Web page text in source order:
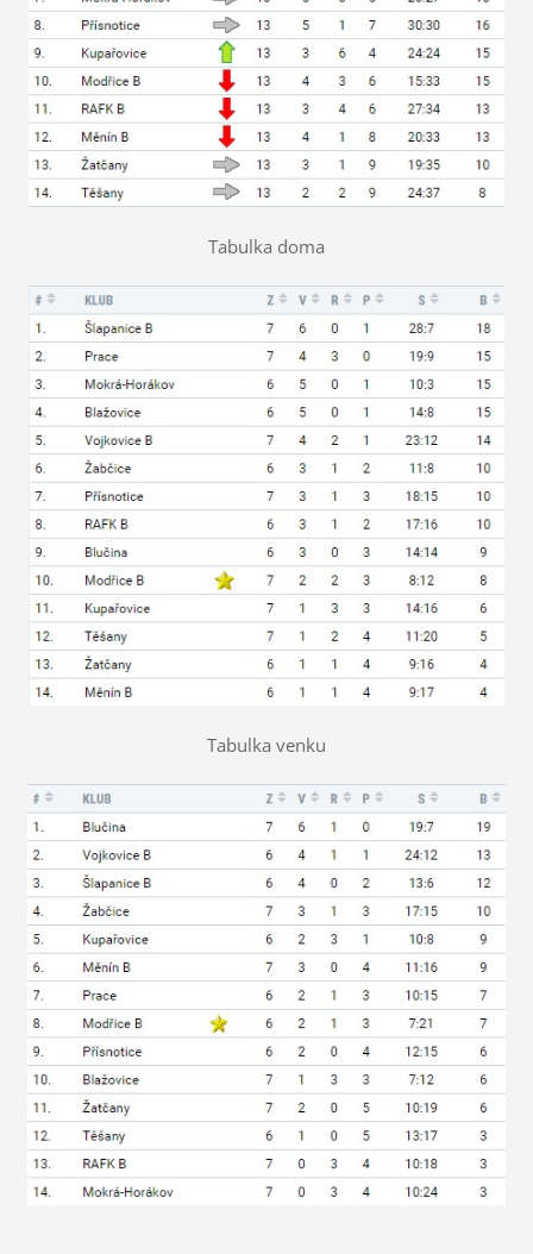
Tabulka doma
Tabulka venku